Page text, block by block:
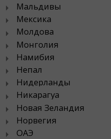
Мальдивы
Мексика
Молдова
Монголия
Намибия
Непал
Нидерланды
Никарагуа
Новая Зеландия
Норвегия
ОАЭ